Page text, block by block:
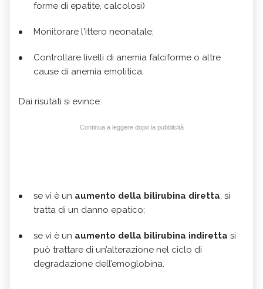
forme di epatite, calcolosi)
Monitorare l'ittero neonatale;
Controllare livelli di anemia falciforme o altre
cause di anemia emolitica.
Dai risutati si evince:
Continua a leggere dopo la pubblicità
se vi è un aumento della bilirubina diretta, si
tratta di un danno epatico;
se vi è un aumento della bilirubina indiretta si
può trattare di un’alterazione nel ciclo di
degradazione dell’emoglobina.